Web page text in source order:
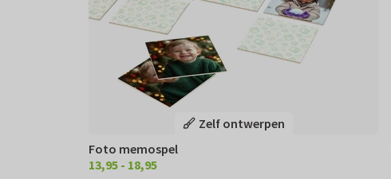
Zelf ontwerpen
Foto memospel
€ 13.95 18,95
13,95 - 18,95